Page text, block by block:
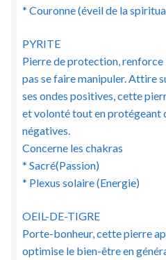
* Couronne (éveil de la
PYRITE
Pierre de protection, renforce
pas se faire manipuler. Attire
ses ondes positives, cette
et volonté tout en protégeant
négatives.
Concerne les chakras
* Sacré(Passion)
* Plexus solaire (Energie)
OEIL-DE-TIGRE
Porte-bonheur, cette pierre
optimise le bien-être en